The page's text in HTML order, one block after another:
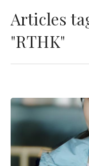
Articles
"RTHK"